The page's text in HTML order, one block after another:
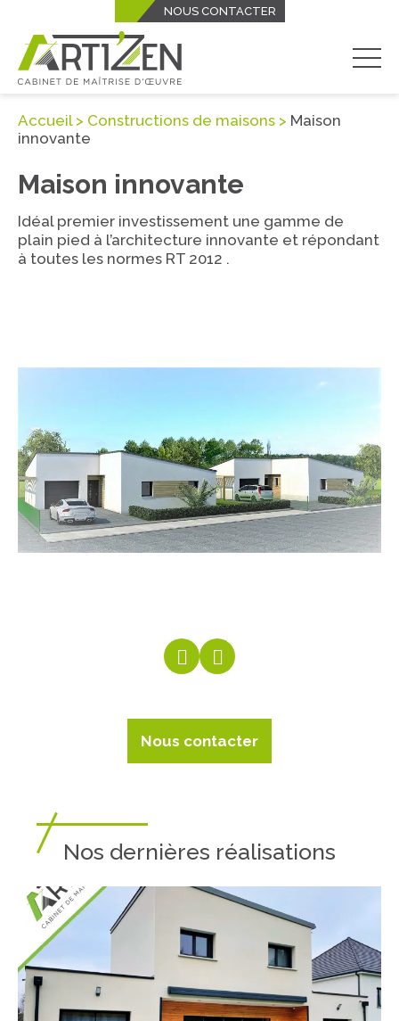
Arti'Zen
sur
Facebook
Arti'Zen
LinkedIn
NOUS CONTACTER
Accueil> Constructions de maisons > Maison
innovante
Maison innovante
Idéal premier investissement une gamme de
plain pied à l’architecture innovante et répondant
à toutes les normes RT 2012 .
Précédent
Suivant
Nous contacter
Nos dernières réalisations